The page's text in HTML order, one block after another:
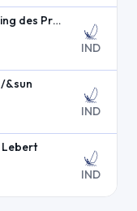
Régate de Club Match racing des Praillons
IND
&sun
IND
Lebert
IND